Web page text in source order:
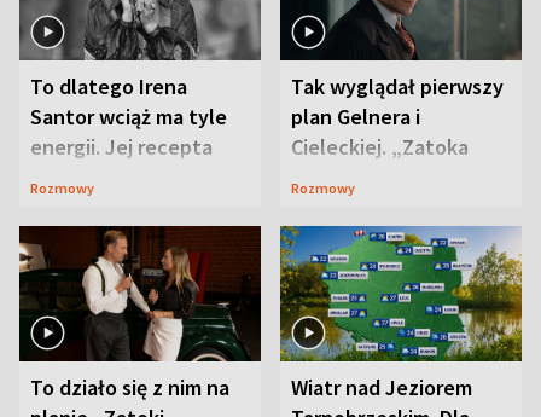
To dlatego Irena
Santor wciąż ma tyle
energii. Jej recepta
jest zaskakująco
Rozmowy
Tak wyglądał pierwszy
plan Gelnera i
Cieleckiej. „Zatoka
szpiegów” od razu ich
Rozmowy
To działo się z nim na
Wiatr nad Jeziorem